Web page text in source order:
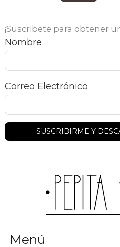
¡Suscribete para obtener
Nombre
Correo Electrónico
Menú